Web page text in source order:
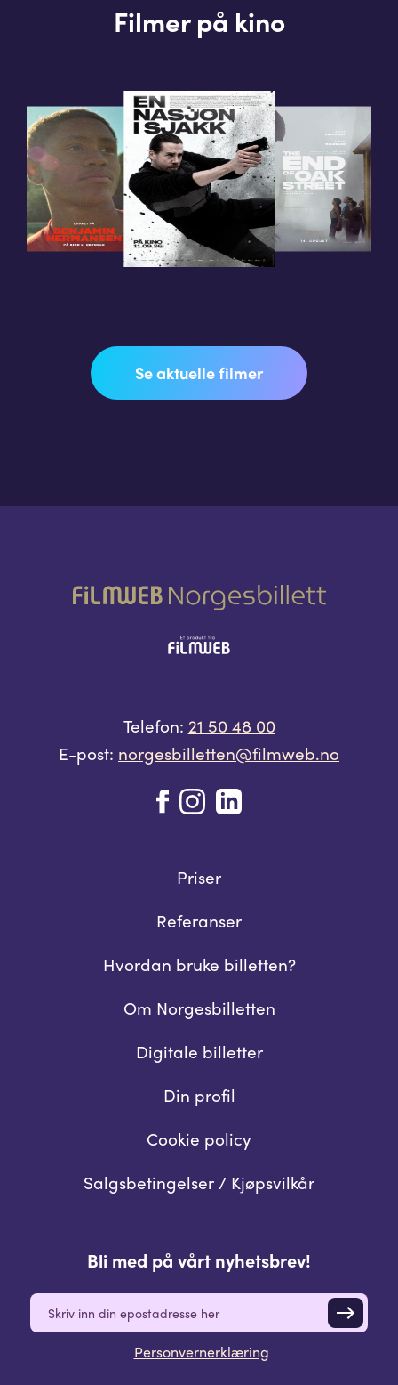
Filmer på kino
Se aktuelle filmer
Telefon: 21 50 48 00
E-post: norgesbilletten@filmweb.no
Priser
Referanser
Hvordan bruke billetten?
Om Norgesbilletten
Digitale billetter
Din profil
Cookie policy
Salgsbetingelser / Kjøpsvilkår
Bli med på vårt nyhetsbrev!
E
a
Personvernerklæring